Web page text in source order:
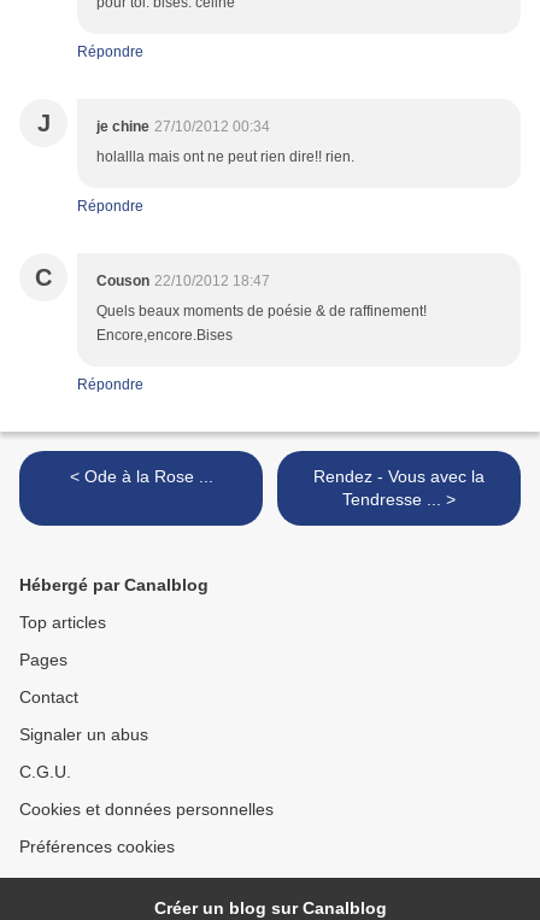
Répondre
J je chine 27/10/2012 00:34
holallla mais ont ne peut rien dire!! rien.
Répondre
C Couson 22/10/2012 18:47
Quels beaux moments de poésie & de raffinement!
Encore,encore.Bises
Répondre
< Ode à la Rose ...
Rendez - Vous avec la
Tendresse ... >
Hébergé par Canalblog
Top articles
Pages
Contact
Signaler un abus
C.G.U.
Cookies et données personnelles
Préférences cookies
Créer un blog sur Canalblog